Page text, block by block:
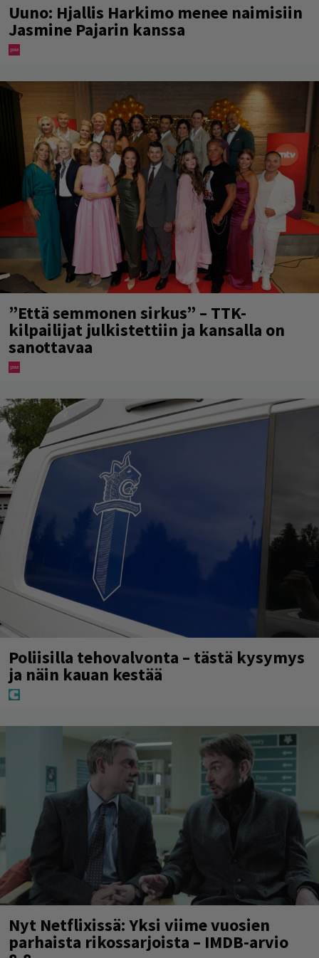
Uuno: Hjallis Harkimo menee naimisiin
Jasmine Pajarin kanssa
”Että semmonen sirkus” – TTK-
kilpailijat julkistettiin ja kansalla on
sanottavaa
Poliisilla tehovalvonta – tästä kysymys
ja näin kauan kestää
Nyt Netflixissä: Yksi viime vuosien
parhaista rikossarjoista – IMDB-arvio